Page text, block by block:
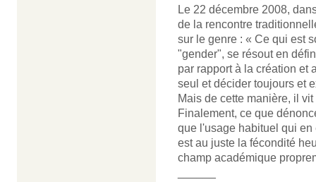
Le 22 décembre 2008,
de la rencontre
sur le genre : « Ce qui est
"gender", se résout en
par rapport à la création et
seul et décider toujours et
Mais de cette manière, il
Finalement, ce que
que l'usage habituel qui
est au juste la fécondité
champ académique